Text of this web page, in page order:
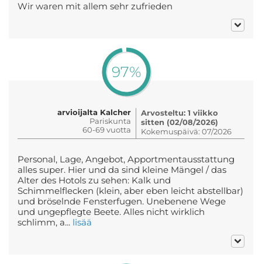
Wir waren mit allem sehr zufrieden
97%
arvioijalta Kalcher
Pariskunta
60-69 vuotta
Arvosteltu: 1 viikko
sitten (02/08/2026)
Kokemuspäivä: 07/2026
Personal, Lage, Angebot, Apportmentausstattung
alles super. Hier und da sind kleine Mängel / das
Alter des Hotols zu sehen: Kalk und
Schimmelflecken (klein, aber eben leicht abstellbar)
und bröselnde Fensterfugen. Unebenene Wege
und ungepflegte Beete. Alles nicht wirklich
schlimm, a... lisää